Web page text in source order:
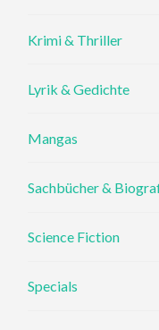
Krimi & Thriller
Lyrik & Gedichte
Mangas
Sachbücher &
Science Fiction
Specials